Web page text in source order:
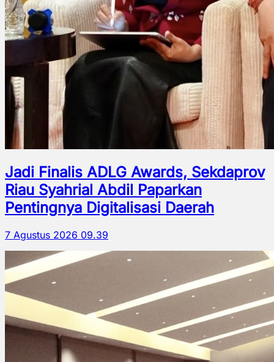
Jadi Finalis ADLG Awards, Sekdaprov
Riau Syahrial Abdil Paparkan
Pentingnya Digitalisasi Daerah
7 Agustus 2026 09.39